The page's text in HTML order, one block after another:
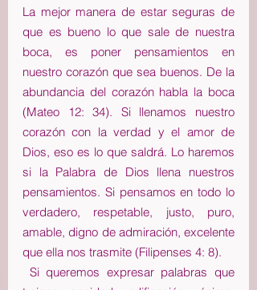
La mejor manera de estar seguras de
que es bueno lo que sale de nuestra
boca, es poner pensamientos en
nuestro corazón que sea buenos. De la
abundancia del corazón habla la boca
(Mateo 12: 34). Si llenamos nuestro
corazón con la verdad y el amor de
Dios, eso es lo que saldrá. Lo haremos
si la Palabra de Dios llena nuestros
pensamientos. Si pensamos en todo lo
verdadero, respetable, justo, puro,
amable, digno de admiración, excelente
que ella nos trasmite (Filipenses 4: 8).